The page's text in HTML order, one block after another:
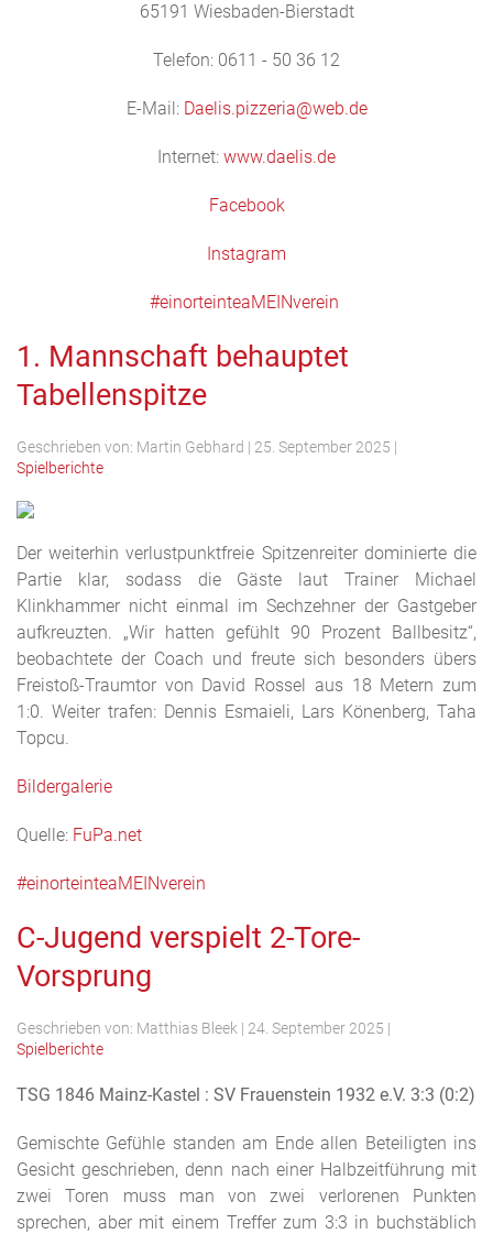
65191 Wiesbaden-Bierstadt
Telefon: 0611 - 50 36 12
E-Mail: Daelis.pizzeria@web.de
Internet: www.daelis.de
Facebook
Instagram
#einorteinteaMEINverein
1. Mannschaft behauptet
Tabellenspitze
Geschrieben von: Martin Gebhard | 25. September 2025 |
Spielberichte
Der weiterhin verlustpunktfreie Spitzenreiter dominierte die
Partie klar, sodass die Gäste laut Trainer Michael
Klinkhammer nicht einmal im Sechzehner der Gastgeber
aufkreuzten. „Wir hatten gefühlt 90 Prozent Ballbesitz“,
beobachtete der Coach und freute sich besonders übers
Freistoß-Traumtor von David Rossel aus 18 Metern zum
1:0. Weiter trafen: Dennis Esmaieli, Lars Könenberg, Taha
Topcu.
Bildergalerie
Quelle: FuPa.net
#einorteinteaMEINverein
C-Jugend verspielt 2-Tore-
Vorsprung
Geschrieben von: Matthias Bleek | 24. September 2025 |
Spielberichte
TSG 1846 Mainz-Kastel : SV Frauenstein 1932 e.V. 3:3 (0:2)
Gemischte Gefühle standen am Ende allen Beteiligten ins
Gesicht geschrieben, denn nach einer Halbzeitführung mit
zwei Toren muss man von zwei verlorenen Punkten
sprechen, aber mit einem Treffer zum 3:3 in buchstäblich